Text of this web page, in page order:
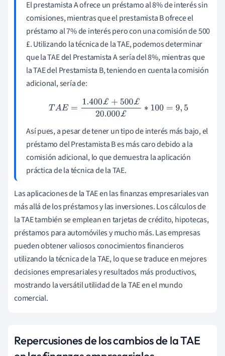
El prestamista A ofrece un préstamo al 8% de interés sin
comisiones, mientras que el prestamista B ofrece el
préstamo al 7% de interés pero con una comisión de 500
£. Utilizando la técnica de la TAE, podemos determinar
que la TAE del Prestamista A sería del 8%, mientras que
la TAE del Prestamista B, teniendo en cuenta la comisión
adicional, sería de:
TA E= 1.400£+500£20.000£ ∗ 100= 9,5
Así pues, a pesar de tener un tipo de interés más bajo, el
préstamo del Prestamista B es más caro debido a la
comisión adicional, lo que demuestra la aplicación
práctica de la técnica de la TAE.
Las aplicaciones de la TAE en las finanzas empresariales van
más allá de los préstamos y las inversiones. Los cálculos de
la TAE también se emplean en tarjetas de crédito, hipotecas,
préstamos para automóviles y mucho más. Las empresas
pueden obtener valiosos conocimientos financieros
utilizando la técnica de la TAE, lo que se traduce en mejores
decisiones empresariales y resultados más productivos,
mostrando la versátil utilidad de la TAE en el mundo
comercial.
Repercusiones de los cambios de la TAE